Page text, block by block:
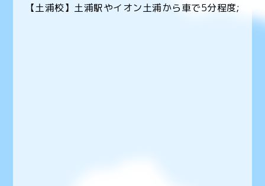
【土浦校】土浦駅やイオン土浦から車で5分程度;